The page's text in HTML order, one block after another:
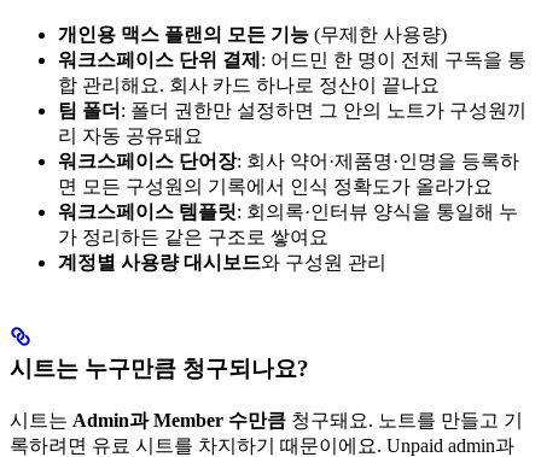
개인용 맥스 플랜의 모든 기능 (무제한 사용량)
워크스페이스 단위 결제 : 어드민 한 명이 전체 구독을 통
합 관리해요. 회사 카드 하나로 정산이 끝나요
팀 폴더 : 폴더 권한만 설정하면 그 안의 노트가 구성원끼
리 자동 공유돼요
워크스페이스 단어장: 회사 약어·제품명·인명을 등록하
면 모든 구성원의 기록에서 인식 정확도가 올라가요
워크스페이스 템플릿: 회의록·인터뷰 양식을 통일해 누
가 정리하든 같은 구조로 쌓여요
계정별 사용량 대시보드와 구성원 관리
시트는 누구만큼 청구되나요?
시트는 Admin과 Member 수만큼 청구돼요. 노트를 만들고 기
록하려면 유료 시트를 차지하기 때문이에요. Unpaid admin과